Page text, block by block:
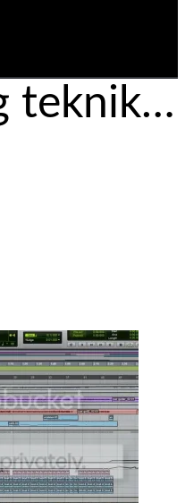
teknik…